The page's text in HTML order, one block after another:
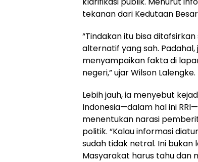
tekanan dari Kedutaan
“Tindakan itu bisa
alternatif yang sah.
menyampaikan fakta di
negeri,” ujar Wilson Lalengke.
Lebih jauh, ia menyebut
Indonesia—dalam hal ini
menentukan narasi
politik. “Kalau informasi
sudah tidak netral. Ini
Masyarakat harus tahu dan